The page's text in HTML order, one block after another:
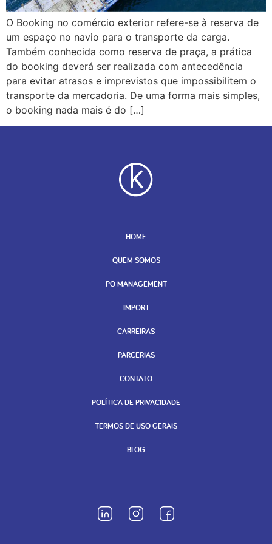
O Booking no comércio exterior refere-se à reserva de
um espaço no navio para o transporte da carga.
Também conhecida como reserva de praça, a prática
do booking deverá ser realizada com antecedência
para evitar atrasos e imprevistos que impossibilitem o
transporte da mercadoria. De uma forma mais simples,
o booking nada mais é do […]
HOME
QUEM SOMOS
PO MANAGEMENT
IMPORT
CARREIRAS
PARCERIAS
CONTATO
POLÍTICA DE PRIVACIDADE
TERMOS DE USO GERAIS
BLOG